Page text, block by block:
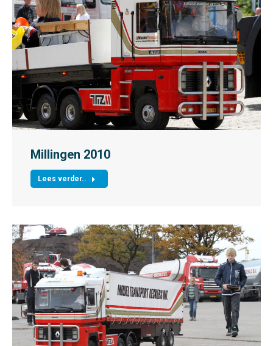
Millingen 2010
Lees verder..